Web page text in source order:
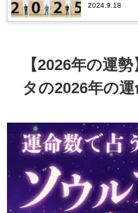
運や仕事運
2024.9.18
【2026年の運
タの2026年の運